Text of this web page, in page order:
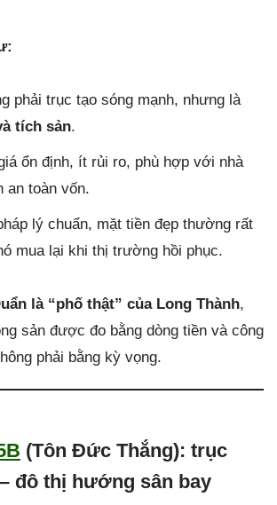
phải trục tạo sóng mạnh, nhưng là
tích sản.
ổn định, ít rủi ro, phù hợp với nhà
an toàn vốn.
lý chuẩn, mặt tiền đẹp thường rất
mua lại khi thị trường hồi phục.
là “phố thật” của Long Thành,
sản được đo bằng dòng tiền và công
phải bằng kỳ vọng.
(Tôn Đức Thắng): trục
đô thị hướng sân bay